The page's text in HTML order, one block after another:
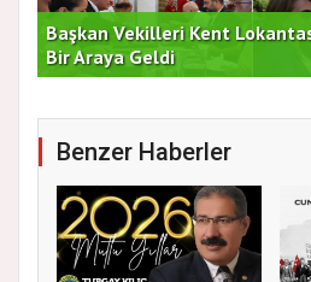
Başkan Vekilleri Kent
Bir Araya Geldi
Benzer Haberler